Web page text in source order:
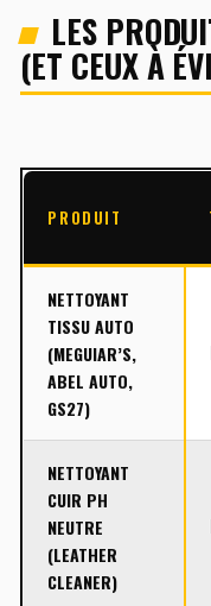
LES
(ET CEUX À
PRODUIT
NETTOYANT
TISSU AUTO
(MEGUIAR’S,
ABEL AUTO,
GS27)
NETTOYANT
CUIR PH
NEUTRE
(LEATHER
CLEANER)